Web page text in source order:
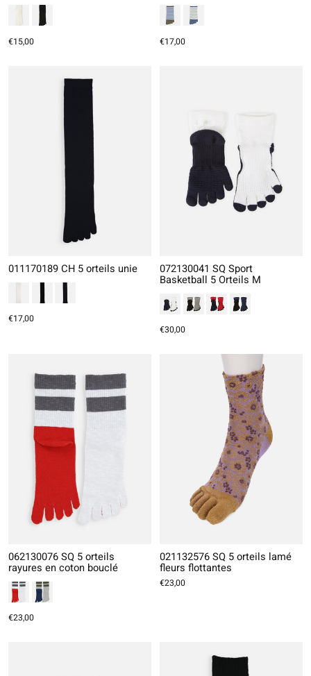
€15,00 €17,00
011170189 CH 5 orteils unie
€17,00
072130041 SQ Sport
Basketball 5 Orteils M
€30,00
062130076 SQ 5 orteils
rayures en coton bouclé
€23,00
021132576 SQ 5 orteils lamé
fleurs flottantes
€23,00